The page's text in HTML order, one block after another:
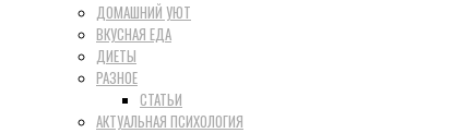
ДОМАШНИЙ УЮТ
ВКУСНАЯ ЕДА
ДИЕТЫ
РАЗНОЕ
СТАТЬИ
АКТУАЛЬНАЯ ПСИХОЛОГИЯ